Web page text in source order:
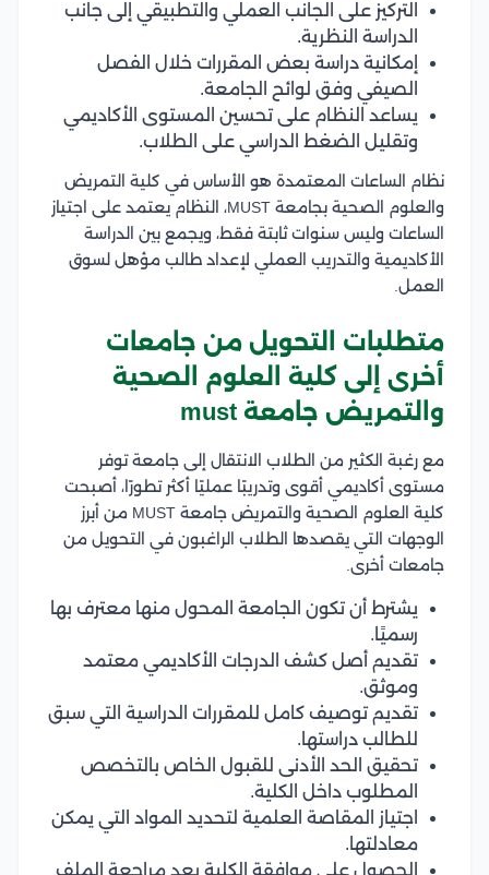
التركيز على الجانب العملي والتطبيقي إلى جانب
الدراسة النظرية.
إمكانية دراسة بعض المقررات خلال الفصل
الصيفي وفق لوائح الجامعة.
يساعد النظام على تحسين المستوى الأكاديمي
وتقليل الضغط الدراسي على الطلاب.
نظام الساعات المعتمدة هو الأساس في كلية التمريض
والعلوم الصحية بجامعة MUST، النظام يعتمد على اجتياز
الساعات وليس سنوات ثابتة فقط، ويجمع بين الدراسة
الأكاديمية والتدريب العملي لإعداد طالب مؤهل لسوق
العمل.
متطلبات التحويل من جامعات
أخرى إلى كلية العلوم الصحية
والتمريض جامعة must
مع رغبة الكثير من الطلاب الانتقال إلى جامعة توفر
مستوى أكاديمي أقوى وتدريبًا عمليًا أكثر تطورًا، أصبحت
كلية العلوم الصحية والتمريض جامعة MUST من أبرز
الوجهات التي يقصدها الطلاب الراغبون في التحويل من
جامعات أخرى.
يشترط أن تكون الجامعة المحول منها معترف بها
رسميًا.
تقديم أصل كشف الدرجات الأكاديمي معتمد
وموثق.
تقديم توصيف كامل للمقررات الدراسية التي سبق
للطالب دراستها.
تحقيق الحد الأدنى للقبول الخاص بالتخصص
المطلوب داخل الكلية.
اجتياز المقاصة العلمية لتحديد المواد التي يمكن
معادلتها.
الحصول على موافقة الكلية بعد مراجعة الملف